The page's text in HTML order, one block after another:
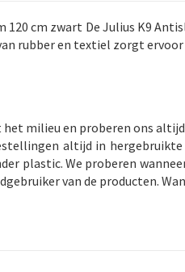
cm zwart De Julius K9
rubber en textiel zorgt
het milieu en proberen ons
altijd in
plastic. We proberen
van de producten.